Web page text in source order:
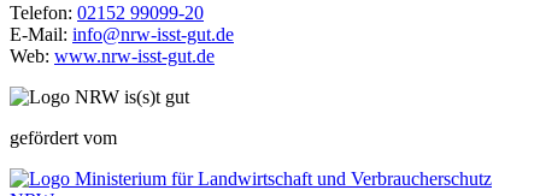
Telefon: 02152 99099-20
E-Mail: info@nrw-isst-gut.de
Web: www.nrw-isst-gut.de
gefördert vom